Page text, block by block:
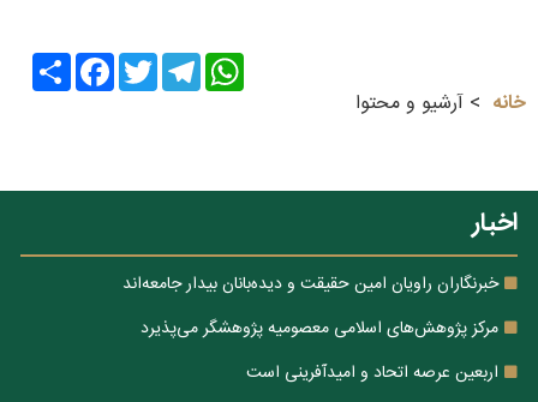
Share
FacebookTwitter
Telegram
WhatsApp
خانه
آرشیو و محتوا
اخبار
خبرنگاران راویان امین حقیقت و دیده‌بانان بیدار جامعه‌اند
مرکز پژوهش‌های اسلامی معصومیه پژوهشگر می‌پذیرد
اربعین عرصه اتحاد و امیدآفرینی است